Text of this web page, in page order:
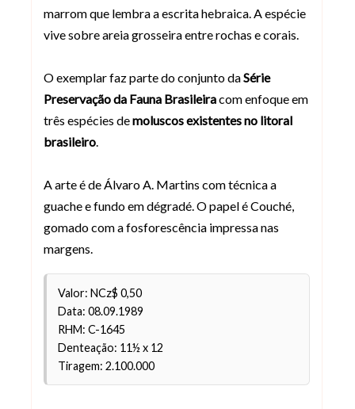
marrom que lembra a escrita hebraica. A espécie
vive sobre areia grosseira entre rochas e corais.
O exemplar faz parte do conjunto daSérie
Preservação da Fauna Brasileiracom enfoque em
três espécies demoluscos existentes no litoral
brasileiro.
A arte é de Álvaro A. Martins com técnica a
guache e fundo em dégradé. O papel é Couché,
gomado com a fosforescência impressa nas
margens.
Valor: NCz$ 0,50
Data: 08.09.1989
RHM: C-1645
Denteação: 11½ x 12
Tiragem: 2.100.000